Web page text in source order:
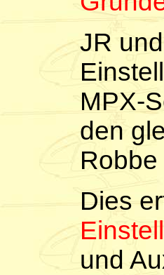
JR
MPX-
den
Dies
und